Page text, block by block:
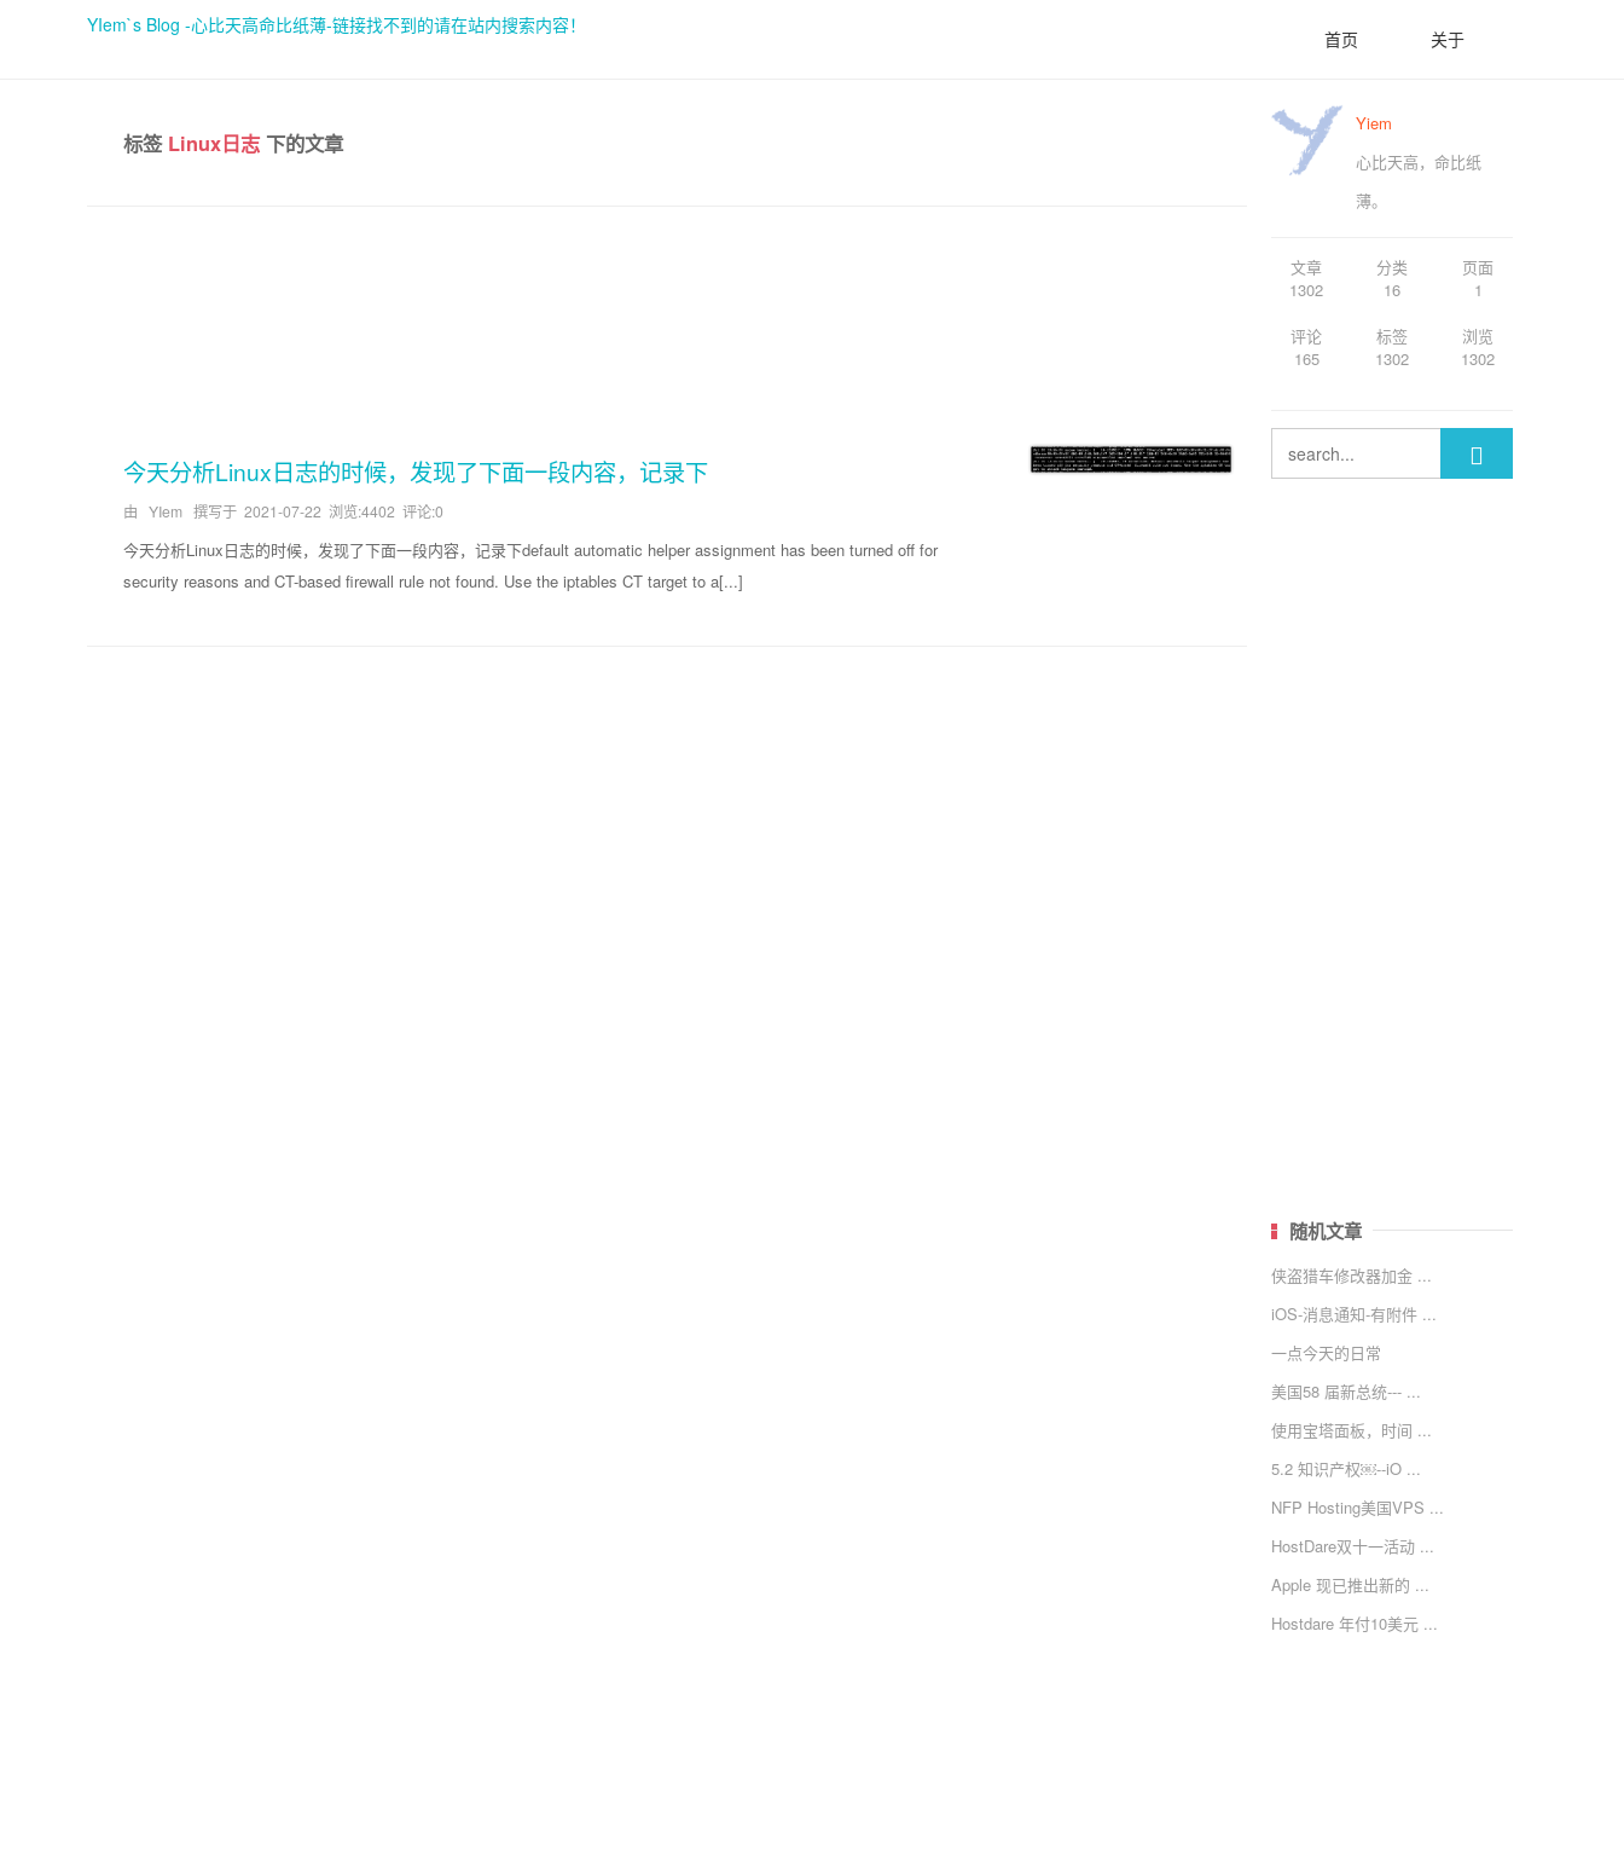
YIem`s Blog -心比天高命比纸薄-链接找不到的请在站内搜索内容！
首页 关于
标签Linux日志 下的文章
今天分析Linux日志的时候，发现了下面一段内容，记录下
由 YIem 撰写于 2021-07-22 浏览:4402 评论:0
今天分析Linux日志的时候，发现了下面一段内容，记录下default automatic helper assignment has been turned off for
security reasons and CT-based firewall rule not found. Use the iptables CT target to a[...]
Yiem
心比天高，命比纸
薄。
文章
1302
评论
165
分类
16
标签
1302
页面
1
浏览
1302

随机文章
侠盗猎车修改器加金 ...
iOS-消息通知-有附件 ...
一点今天的日常
美国58 届新总统--- ...
使用宝塔面板，时间 ...
5.2 知识产权￼--iO ...
NFP Hosting美国VPS ...
HostDare双十一活动 ...
Apple 现已推出新的 ...
Hostdare 年付10美元 ...